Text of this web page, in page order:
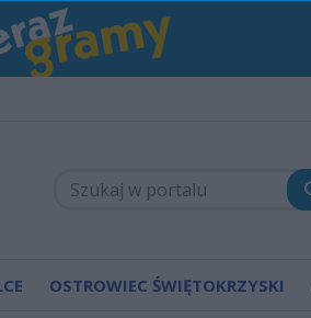
OSTROWIEC ŚWIĘTOKRZYSKI